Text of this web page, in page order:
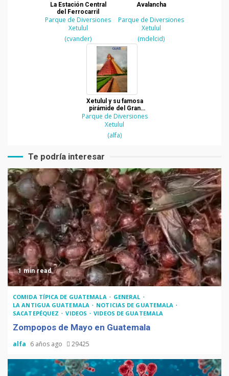
La Estación Central
del Ferrocarril
Parque de Diversiones
Xetulul
(cvander)
Avalancha
Parque de Diversiones
Xetulul
(mdelcid)
Xetulul y su famosa
pirámide del Gran
Jaguar
Parque de Diversiones
Xetulul
(alfa)
Te podría interesar
1 min read
COMIDA TÍPICA DE GUATEMALA
GENERAL
LA ANTIGUA GUATEMALA
NOTICIAS DE GUATEMALA
SACATEPÉQUEZ
VIDEOS VIDEOS DE GUATEMALA
Zompopos de Mayo en Guatemala
alfa 6 años ago 29425